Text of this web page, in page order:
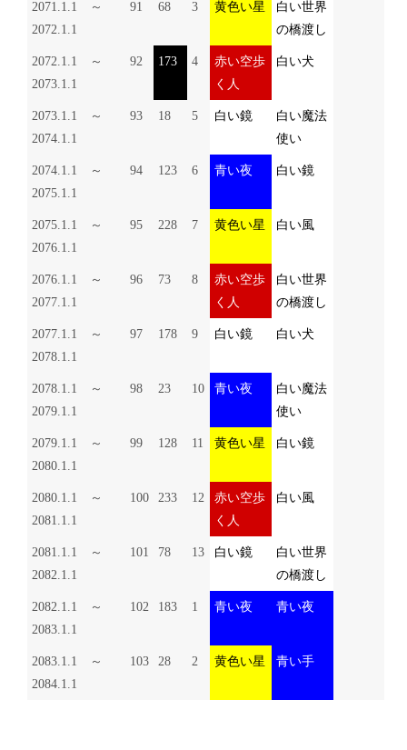
2071.1.1 ～
2072.1.1
91 68 3 黄色い星
白い世界
の橋渡し
2072.1.1 ～
2073.1.1
92 173 4
赤い空歩
く人
白い犬
2073.1.1 ～
2074.1.1
93 18 5 白い鏡
白い魔法
使い
2074.1.1 ～
2075.1.1
94 123 6 青い夜 白い鏡
2075.1.1 ～
2076.1.1
95 228 7 黄色い星 白い風
2076.1.1 ～
2077.1.1
96 73 8
赤い空歩
く人
白い世界
の橋渡し
2077.1.1 ～
2078.1.1
97 178 9 白い鏡 白い犬
2078.1.1 ～
2079.1.1
98 23 10 青い夜
白い魔法
使い
2079.1.1 ～
2080.1.1
99 128 11 黄色い星 白い鏡
2080.1.1 ～
2081.1.1
100 233 12
赤い空歩
く人
白い風
2081.1.1 ～
2082.1.1
101 78 13 白い鏡
白い世界
の橋渡し
2082.1.1 ～
2083.1.1
102 183 1 青い夜 青い夜
2083.1.1 ～
2084.1.1
103 28 2 黄色い星 青い手